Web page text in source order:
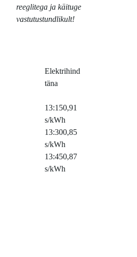
reeglitega ja käituge
vastutustundlikult!
Elektrihind
täna
13:150,91
s/kWh
13:300,85
s/kWh
13:450,87
s/kWh